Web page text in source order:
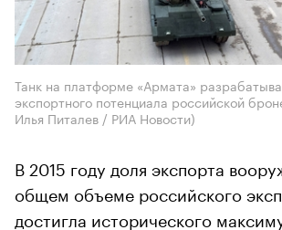
Танк на платформе «Армата»
экспортного потенциала российской
Илья Питалев / РИА Новости)
В 2015 году доля экспорта
общем объеме российского
достигла исторического